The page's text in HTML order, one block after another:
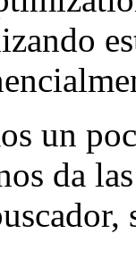
un
da